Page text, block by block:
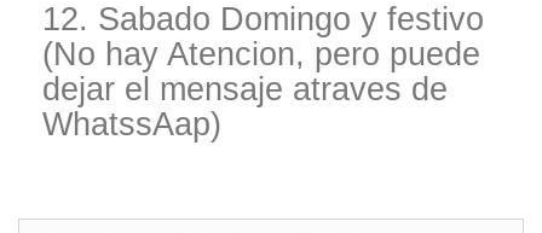
12. Sabado Domingo y festivo
(No hay Atencion, pero puede
dejar el mensaje atraves de
WhatssAap)